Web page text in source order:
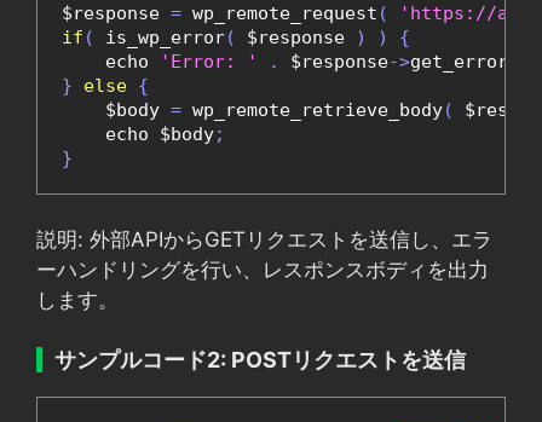
$response = wp_remote_request (
'https://
if ( is_wp_error( $response ) )
{
    echo
'Error: ' . $response->
}
else {
    $body
= wp_remote_retrieve_body(
    echo $body
;
}
説明: 外部APIからGETリクエストを送信し、エラ
ーハンドリングを行い、レスポンスボディを出力
します。
サンプルコード2: POSTリクエストを送信